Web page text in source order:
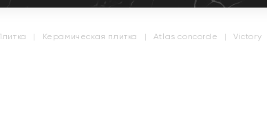
плитка | керамическая плитка | atlas concorde | victory